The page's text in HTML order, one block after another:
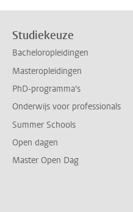
Studiekeuze
Bacheloropleidingen
Masteropleidingen
PhD-programma's
Onderwijs voor professionals
Summer Schools
Open dagen
Master Open Dag